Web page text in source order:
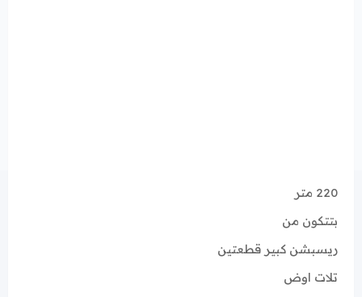
220 متر
بتتكون من
ريسبشن كبير قطعتين
تلات اوض